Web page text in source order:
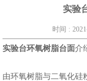
实验
时间 :
实验台环氧树脂台面介
由环氧树脂与二氧化硅